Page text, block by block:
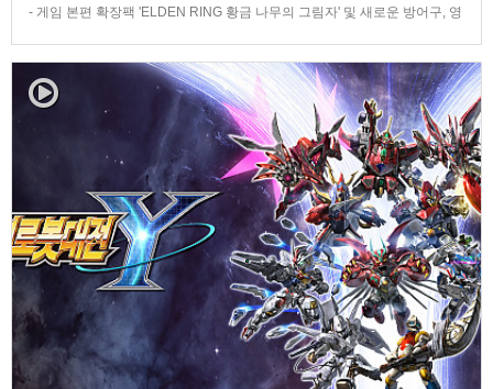
- 게임 본편 확장팩 'ELDEN RING 황금 나무의 그림자' 및 새로운 방어구, 영
문 판매를 8월 5일(수)부터 시작한다고 발표했다.‘ELDEN RING 빛바랜 자
에디션’에는 ‘ELDEN R…